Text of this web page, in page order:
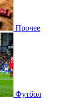
Прочее
Футбол